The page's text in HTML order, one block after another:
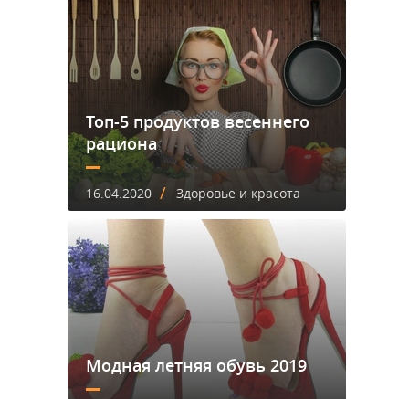
Топ-5 продуктов весеннего
рациона
16.04.2020 / Здоровье и красота
Модная летняя обувь 2019